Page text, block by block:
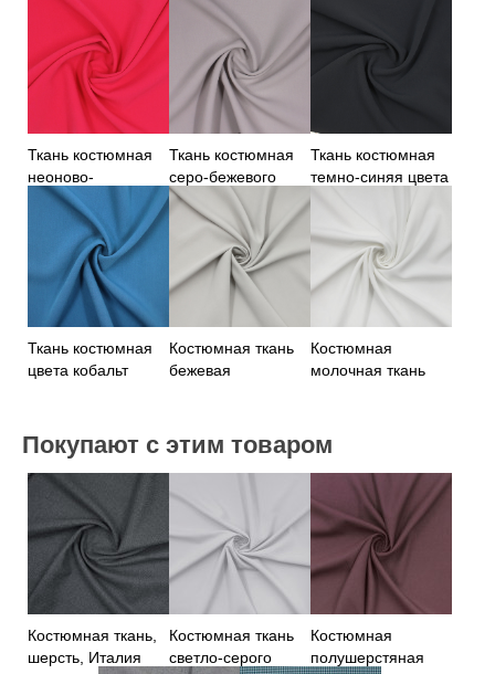
Ткань костюмная
неоново-
малинового цвета
Ткань костюмная
серо-бежевого
цвета
Ткань костюмная
темно-синяя цвета
Ткань костюмная
цвета кобальт
Костюмная ткань
бежевая
Костюмная
молочная ткань
Покупают с этим товаром
Костюмная ткань,
шерсть, Италия
Костюмная ткань
светло-серого
Костюмная
полушерстяная